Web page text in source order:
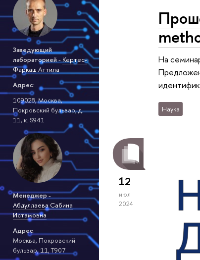
Заведующий
лабораторией-Кертес-
Фаркаш Аттила
Адрес:
109028, Москва,
Покровский бульвар, д.
11, к. S941
Менеджер-
Абдуллаева Сабина
Истамовна
Адрес:
Москва, Покровский
бульвар, 11, Т907
На
Наука
12
июл
2024